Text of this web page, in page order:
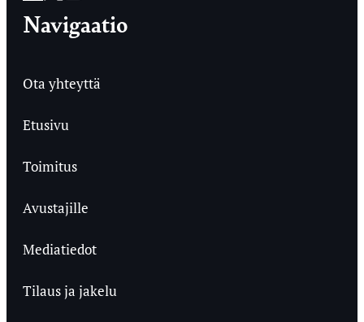
Navigaatio
Ota yhteyttä
Etusivu
Toimitus
Avustajille
Mediatiedot
Tilaus ja jakelu